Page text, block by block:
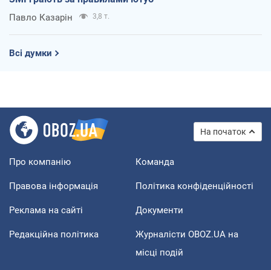
Павло Казарін 3,8 т.
Всі думки
На початок
Про компанію Команда
Правова інформація Політика конфіденційності
Реклама на сайті Документи
Редакційна політика
Журналісти OBOZ.UA на
місці подій